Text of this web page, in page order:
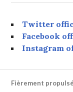
Twitter
Facebook
Instagram
Fièrement